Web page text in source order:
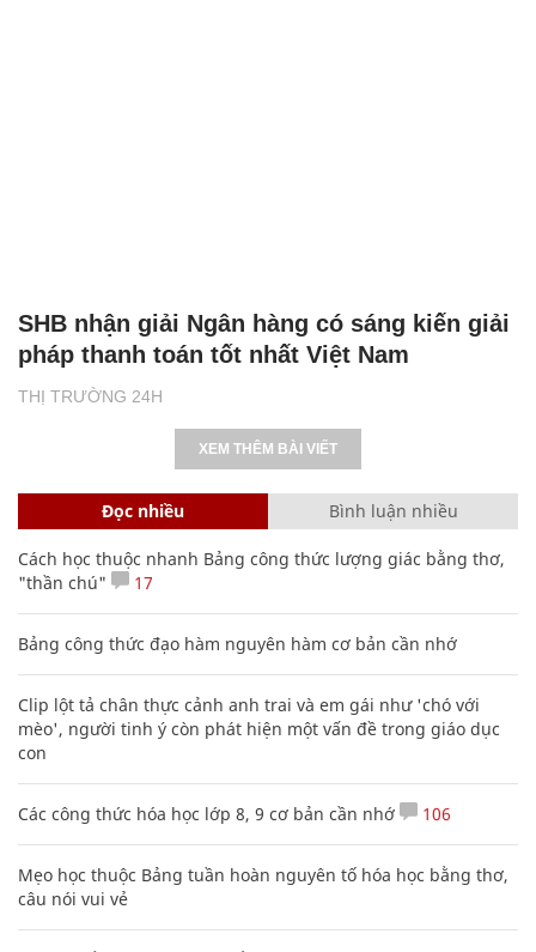
THỊ TRƯỜNG 24H
SHB nhận giải Ngân hàng có sáng kiến giải
pháp thanh toán tốt nhất Việt Nam
XEM THÊM BÀI VIẾT
Đọc nhiều Bình luận nhiều
Cách học thuộc nhanh Bảng công thức lượng giác bằng thơ,
"thần chú"
17
Bảng công thức đạo hàm nguyên hàm cơ bản cần nhớ
Clip lột tả chân thực cảnh anh trai và em gái như 'chó với
mèo', người tinh ý còn phát hiện một vấn đề trong giáo dục
con
Các công thức hóa học lớp 8, 9 cơ bản cần nhớ 106
Mẹo học thuộc Bảng tuần hoàn nguyên tố hóa học bằng thơ,
câu nói vui vẻ